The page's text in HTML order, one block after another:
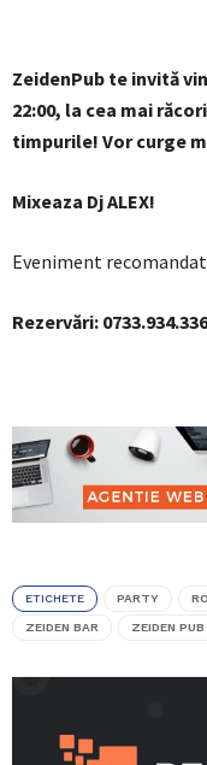
ZeidenPub te invită
22:00, la cea mai
timpurile! Vor curge
Mixeaza Dj ALEX!
Eveniment
Rezervări: 0733.934.336
ETICHETE PARTY
ZEIDEN BAR ZEIDEN PUB